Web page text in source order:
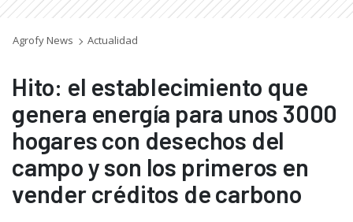
Agrofy News Actualidad
Hito: el establecimiento que
genera energía para unos 3000
hogares con desechos del
campo y son los primeros en
vender créditos de carbono